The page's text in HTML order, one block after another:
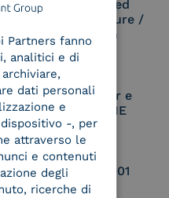
Remote Qualified
Electronic Signature /
Seal Creation
Service Provider e
Aggregatore CIE
UNI EN ISO 37001
ITALIAN
Partners fanno
analitici e di
dati personali
e
-, per
attraverso le
e contenuti
degli
ricerche di